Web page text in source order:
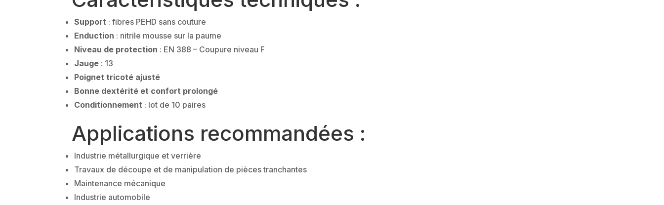
Support : fibres PEHD sans couture
Enduction : nitrile mousse sur la paume
Niveau de protection : EN 388 – Coupure niveau F
Jauge : 13
Poignet tricoté ajusté
Bonne dextérité et confort prolongé
Conditionnement : lot de 10 paires
Applications recommandées :
Industrie métallurgique et verrière
Travaux de découpe et de manipulation de pièces tranchantes
Maintenance mécanique
Industrie automobile